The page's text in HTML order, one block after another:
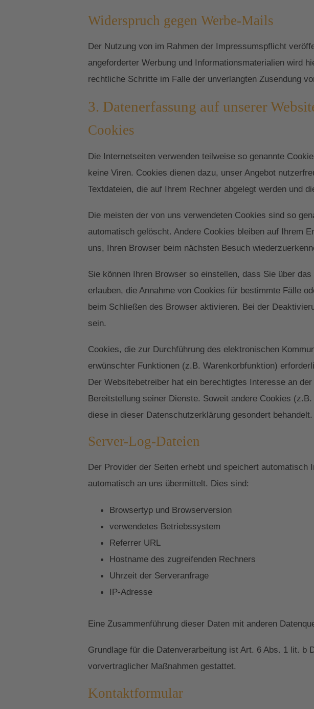
Widerspruch gegen Werbe-Mails
Der Nutzung von im Rahmen der Impressumspflicht
angeforderter Werbung und Informationsmaterialien wird
rechtliche Schritte im Falle der unverlangten Zusendung
3. Datenerfassung auf unserer
Cookies
Die Internetseiten verwenden teilweise so genannte
keine Viren. Cookies dienen dazu, unser Angebot
Textdateien, die auf Ihrem Rechner abgelegt werden und
Die meisten der von uns verwendeten Cookies sind so
automatisch gelöscht. Andere Cookies bleiben auf Ihrem
uns, Ihren Browser beim nächsten Besuch
Sie können Ihren Browser so einstellen, dass Sie über
erlauben, die Annahme von Cookies für bestimmte Fälle
beim Schließen des Browser aktivieren. Bei der
sein.
Cookies, die zur Durchführung des elektronischen
erwünschter Funktionen (z.B. Warenkorbfunktion)
Der Websitebetreiber hat ein berechtigtes Interesse an
Bereitstellung seiner Dienste. Soweit andere Cookies
diese in dieser Datenschutzerklärung gesondert behandelt.
Server-Log-Dateien
Der Provider der Seiten erhebt und speichert
automatisch an uns übermittelt. Dies sind:
Browsertyp und Browserversion
verwendetes Betriebssystem
Referrer URL
Hostname des zugreifenden Rechners
Uhrzeit der Serveranfrage
IP-Adresse
Eine Zusammenführung dieser Daten mit anderen
Grundlage für die Datenverarbeitung ist Art. 6 Abs. 1 lit. b
vorvertraglicher Maßnahmen gestattet.
Kontaktformular